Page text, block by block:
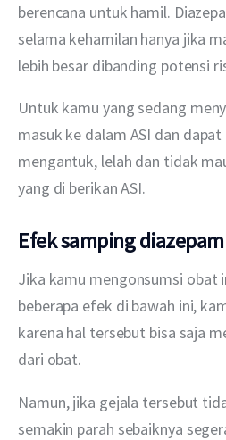
berencana untuk hamil.
selama kehamilan hanya jika
lebih besar dibanding potensi
Untuk kamu yang sedang
masuk ke dalam ASI dan
mengantuk, lelah dan tidak
yang di berikan ASI.
Efek samping diazepam
Jika kamu mengonsumsi obat
beberapa efek di bawah ini,
karena hal tersebut bisa saja
dari obat.
Namun, jika gejala tersebut
semakin parah sebaiknya